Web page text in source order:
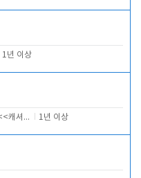
1년 이상
베팅.,청소<<캐셔 모셔봅니다. 1년 이상